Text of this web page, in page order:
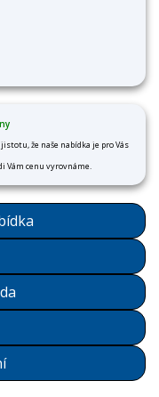
že naše nabídka je pro Vás
Vám cenu vyrovnáme.